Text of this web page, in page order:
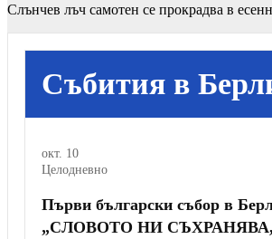
Слънчев лъч самотен се прокрадва в
Събития в
окт. 10
Целодневно
Първи български събор в
„СЛОВОТО НИ СЪХРАНЯВА,